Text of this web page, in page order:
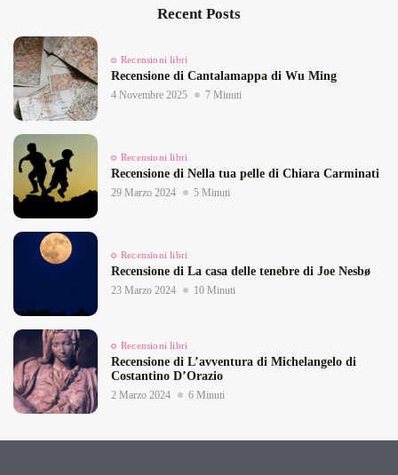
Recent Posts
Recensioni libri
Recensione di Cantalamappa di Wu Ming
4 Novembre 2025 7 Minuti
Recensioni libri
Recensione di Nella tua pelle di Chiara Carminati
29 Marzo 2024 5 Minuti
Recensioni libri
Recensione di La casa delle tenebre di Joe Nesbø
23 Marzo 2024 10 Minuti
Recensioni libri
Recensione di L’avventura di Michelangelo di
Costantino D’Orazio
2 Marzo 2024 6 Minuti